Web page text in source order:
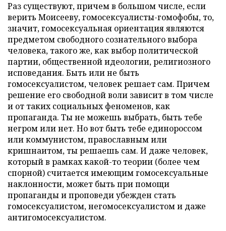
Раз существуют, причем в большом числе, если
верить Моисееву, гомосексуалисты-гомофобы, то,
значит, гомосексуальная ориентация являются
предметом свободного сознательного выбора
человека, такого же, как выбор политической
партии, общественной идеологии, религиозного
исповедания. Быть или не быть
гомосексуалистом, человек решает сам. Причем
решение его свободной воли зависит в том числе
и от таких социальных феноменов, как
пропаганда. Ты не можешь выбрать, быть тебе
негром или нет. Но вот быть тебе единороссом
или коммунистом, православным или
кришнаитом, ты решаешь сам. И даже человек,
который в рамках какой-то теории (более чем
спорной) считается имеющим гомосексуальные
наклонности, может быть при помощи
пропаганды и проповеди убежден стать
гомосексуалистом, негомосексуалистом и даже
антигомосексуалистом.